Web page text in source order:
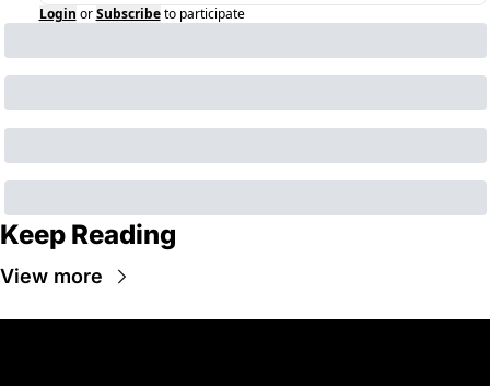
Login or Subscribe to participate
Keep Reading
View more